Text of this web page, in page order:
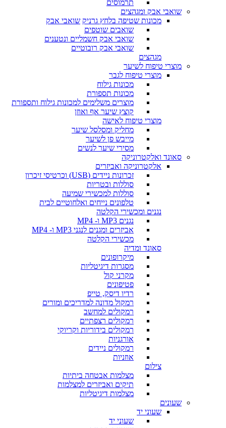
תרמוסים
שואבי אבק ומגהצים
מכונות שטיפה בלחץ גרניק שואבי אבק
שואבים שוטפים
שואבי אבק חשמליים ונטענים
שואבי אבק רובוטיים
מגהצים
מוצרי טיפוח לשיער
מוצרי טיפוח לגבר
מכונות גילוח
מכונות תספורת
מוצרים משלימים למכונות גילוח ותספורת
קוצץ שיער אף ואוזן
מוצרי טיפוח לאישה
מחליק ומסלסל שיער
מייבש פן לשיער
מסירי שיער לנשים
סאונד ואלקטרוניקה
אלקטרוניקה ואביזרים
זכרונות ניידים (USB) וכרטיסי זיכרון
סוללות ובטריות
סוללות למכשירי שמיעה
טלפונים נייחים ואלחוטיים לבית
נגנים ומכשירי הקלטה
נגנים MP3 ו- MP4
אביזרים ומגנים לנגני MP3 ו- MP4
מכשירי הקלטה
סאונד ומדיה
מיקרופונים
מסגרות דיגיטליות
מקרני קול
פטיפונים
רדיו דיסק, טייפ
רמקול מדונה למדריכים ומורים
רמקולים למחשב
רמקולים רצפתיים
רמקולים בידוריות וקריוקי
אורגניות
רמקולים ניידים
אוזניות
צילום
מצלמות אבטחה ביתיות
תיקים ואביזרים למצלמות
מצלמות דיגיטליות
שעונים
שעוני יד
שעוני יד